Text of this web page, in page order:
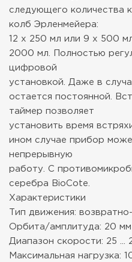
следующего количества
колб Эрленмейера:
12 x 250 мл или 9 x 500
2000 мл. Полностью
цифровой
установкой. Даже в
остается постоянной.
таймер позволяет
установить время
ином случае прибор
непрерывную
работу. С
серебра BioCote.
Характеристики
Тип движения:
Орбита/амплитуда: 20 мм
Диапазон скорости: 25 ...
Максимальная нагрузка: